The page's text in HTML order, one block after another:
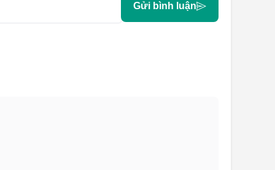
Gửi bình luận